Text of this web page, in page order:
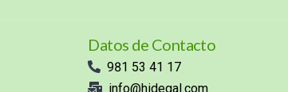
Datos de Contacto
981 53 41 17
info@hidegal.com